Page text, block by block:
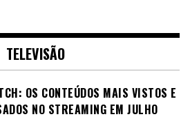
TELEVISÃO
OS CONTEÚDOS MAIS VISTOS E
NO STREAMING EM JULHO